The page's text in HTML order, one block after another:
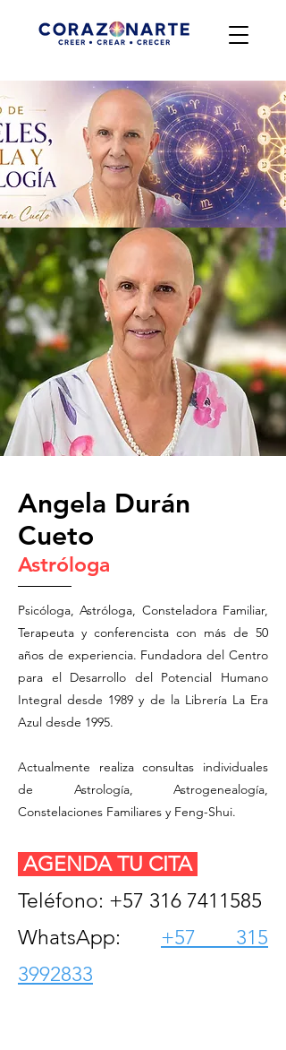
Angela Durán
Cueto
Astróloga
Psicóloga, Astróloga, Consteladora Familiar,
Terapeuta y conferencista con más de 50
años de experiencia. Fundadora del Centro
para el Desarrollo del Potencial Humano
Integral desde 1989 y de la Librería La Era
Azul desde 1995.
Actualmente realiza consultas individuales
de Astrología, Astrogenealogía,
Constelaciones Familiares y Feng-Shui.
AGENDA TU CITA
Teléfono: +57 316 7411585
WhatsApp: +57 315
3992833